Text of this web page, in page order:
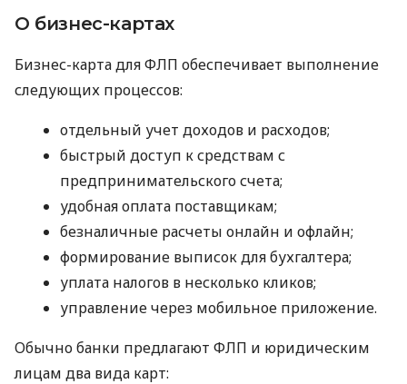
О бизнес-картах
Бизнес-карта для ФЛП обеспечивает выполнение
следующих процессов:
отдельный учет доходов и расходов;
быстрый доступ к средствам с
предпринимательского счета;
удобная оплата поставщикам;
безналичные расчеты онлайн и офлайн;
формирование выписок для бухгалтера;
уплата налогов в несколько кликов;
управление через мобильное приложение.
Обычно банки предлагают ФЛП и юридическим
лицам два вида карт: